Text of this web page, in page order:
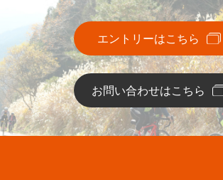
エントリーはこちら
お問い合わせはこちら